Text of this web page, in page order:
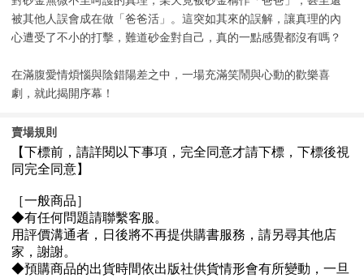
被其他人誤會成在做「爸爸活」。這突如其來的誤解，讓真理的內
心遭受了不小的打擊，難道砂金對自己，真的一點感覺都沒有嗎？
在滿腹愛情煩惱與陰錯陽差之中，一場充滿笑鬧與心動的歡樂喜
劇，就此揭開序幕！
賣場規則